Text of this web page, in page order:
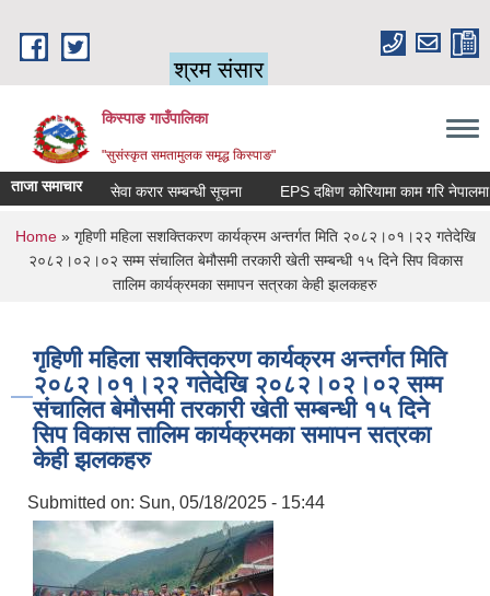
श्रम संसार
किस्पाङ गाउँपालिका
"सुसंस्कृत समतामुलक समृद्ध किस्पाङ"
ताजा समाचार सेवा करार सम्बन्धी सूचना
You are here
Home» गृहिणी महिला सशक्तिकरण कार्यक्रम अन्तर्गत मिति २०८२।०१।२२ गतेदेखि
२०८२।०२।०२ सम्म संचालित बेमौसमी तरकारी खेती सम्बन्धी १५ दिने सिप विकास
तालिम कार्यक्रमका समापन सत्रका केही झलकहरु
गृहिणी महिला सशक्तिकरण कार्यक्रम अन्तर्गत मिति
२०८२।०१।२२ गतेदेखि २०८२।०२।०२ सम्म
संचालित बेमौसमी तरकारी खेती सम्बन्धी १५ दिने
सिप विकास तालिम कार्यक्रमका समापन सत्रका
केही झलकहरु
Submitted on: Sun, 05/18/2025 - 15:44